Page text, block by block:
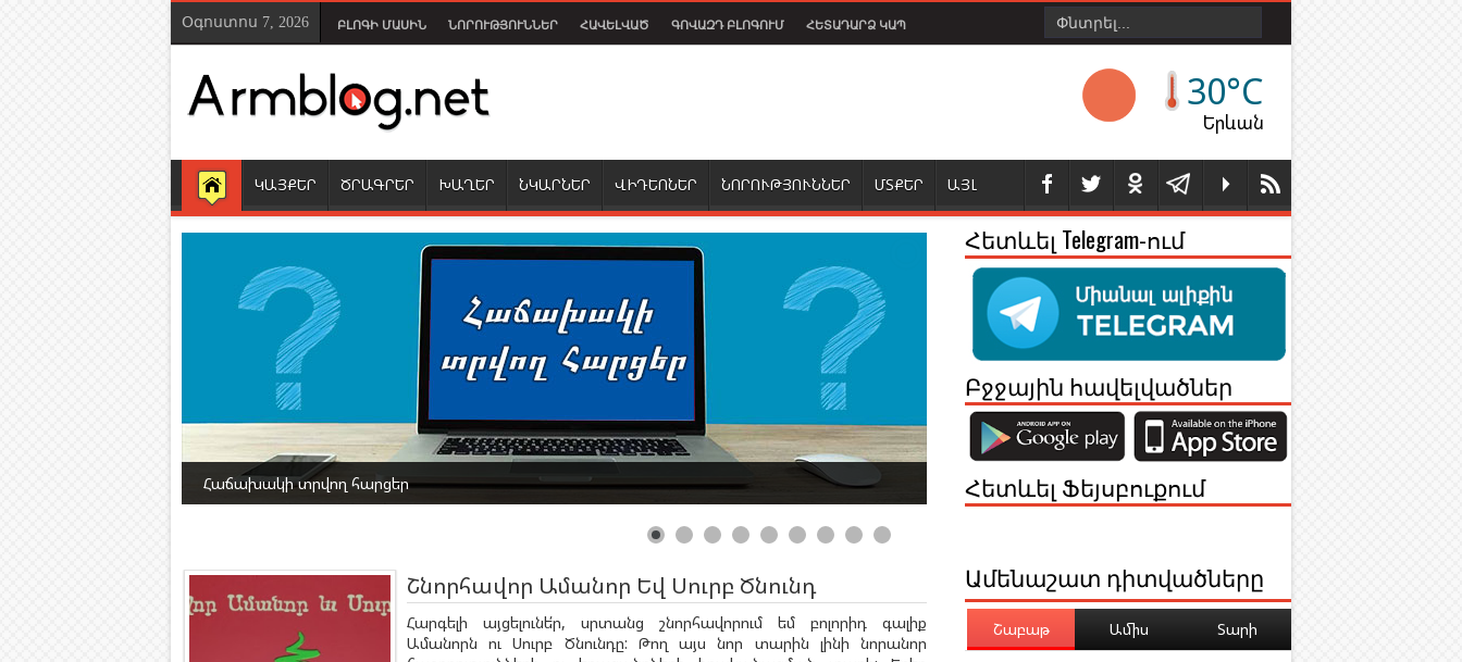
Օգոստոս 7, 2026 ԲԼՈԳԻ ՄԱՍԻՆ ՆՈՐՈՒԹՅՈՒՆՆԵՐ ՀԱՎԵԼՎԱԾ ԳՈՎԱԶԴ ԲԼՈԳՈՒՄ ՀԵՏԱԴԱՐՁ ԿԱՊ
30°C
Երևան
ԿԱՅՔԵՐ ԾՐԱԳՐԵՐ ԽԱՂԵՐ ՆԿԱՐՆԵՐ ՎԻԴԵՈՆԵՐ ՆՈՐՈՒԹՅՈՒՆՆԵՐ ՄՏՔԵՐ ԱՅԼ
«Ո՞վ է ուզում դառնալ միլիոնատեր» խաղի երկրորդ տարբերակը
Շնորհավոր Ամանոր Եվ Սուրբ Ծնունդ
Հարգելի այցելունե՛ր, սրտանց շնորհավորում եմ բոլորիդ գալիք
Ամանորն ու Սուրբ Ծնունդը: Թող այս նոր տարին լինի նորանոր
Հետևել Telegram-ում
Բջջային հավելվածներ
Հետևել Ֆեյսբուքում
Ամենաշատ դիտվածները
Շաբաթ Ամիս Տարի